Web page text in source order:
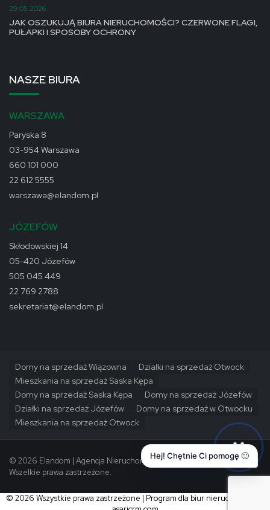
29.05.2026
JAK OSZUKUJĄ BIURA NIERUCHOMOŚCI? CZERWONE FLAGI,
PUŁAPKI I SPOSOBY OCHRONY
NASZE BIURA
WARSZAWA
Paryska 8
03-954 Warszawa
660 101 000
22 612 5555
warszawa@elandom.pl
JÓZEFÓW
Skłodowskiej 14
05-420 Józefów
505 045 449
22 769 2788
sekretariat@elandom.pl
Domy na sprzedaż Wiązowna
Działki na sprzedaż Otwock
Mieszkania na sprzedaż Saska Kępa
Domy na sprzedaż Saska Kępa
Domy na sprzedaż Józefów
Działki na sprzedaż Józefów
Domy na sprzedaż w Otwocku
Mieszkania na sprzedaż Otwock
© 2026 Elandom | Agencja Nieruchomości Warszawa i Okolice.
Wszelkie prawa zastrzeżone.
© 2026 Wszystkie prawa zastrzeżone | Program dla biur nieruchomości -
Hej! Chętnie Ci pomogę 🙂